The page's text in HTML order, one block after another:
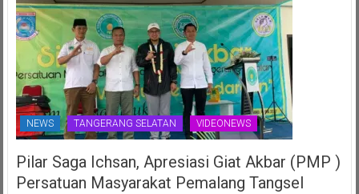
NEWS TANGERANG SELATAN VIDEONEWS
Pilar Saga Ichsan, Apresiasi Giat Akbar (PMP )
Persatuan Masyarakat Pemalang Tangsel